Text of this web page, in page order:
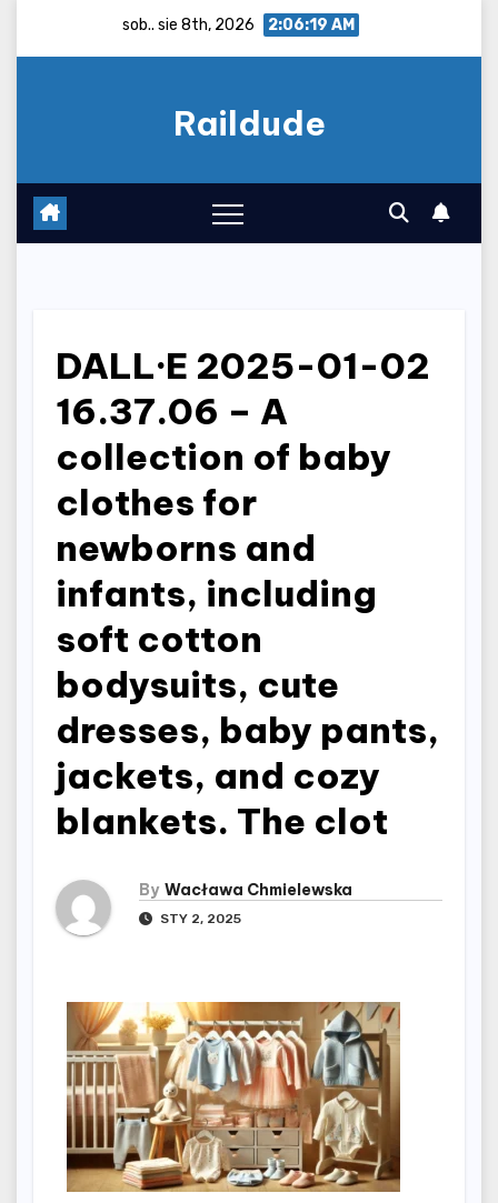
sob.. sie 8th, 2026 2:06:20 AM
Raildude
DALL·E 2025-01-02
16.37.06 – A
collection of baby
clothes for
newborns and
infants, including
soft cotton
bodysuits, cute
dresses, baby pants,
jackets, and cozy
blankets. The clot
By Wacława Chmielewska
STY 2, 2025